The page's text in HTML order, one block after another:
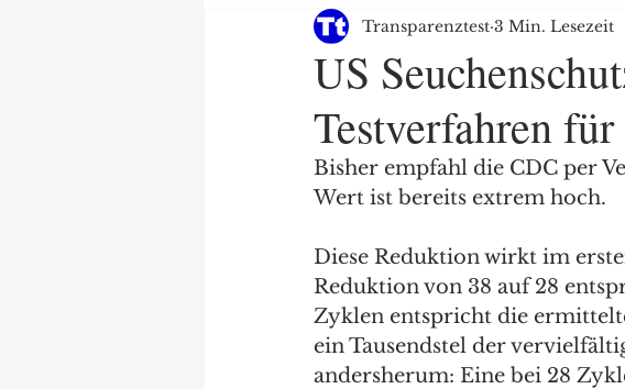
Krankenhaus
US
Testverfahren
Transparenztest 3 Min. Lesezeit
Bisher empfahl die CDC per
Wert ist bereits extrem hoch.
Diese Reduktion wirkt im
Reduktion von 38 auf 28
Zyklen entspricht die
ein Tausendstel der
andersherum: Eine bei 28